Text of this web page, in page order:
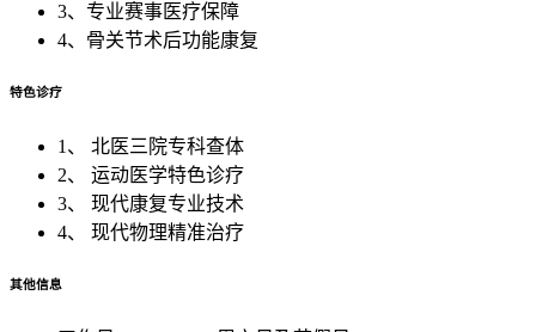
3、专业赛事医疗保障
4、骨关节术后功能康复
特色诊疗
1、 北医三院专科查体
2、 运动医学特色诊疗
3、 现代康复专业技术
4、 现代物理精准治疗
其他信息